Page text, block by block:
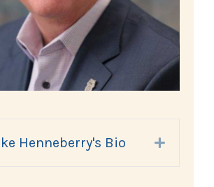
Henneberry's Bio Expand